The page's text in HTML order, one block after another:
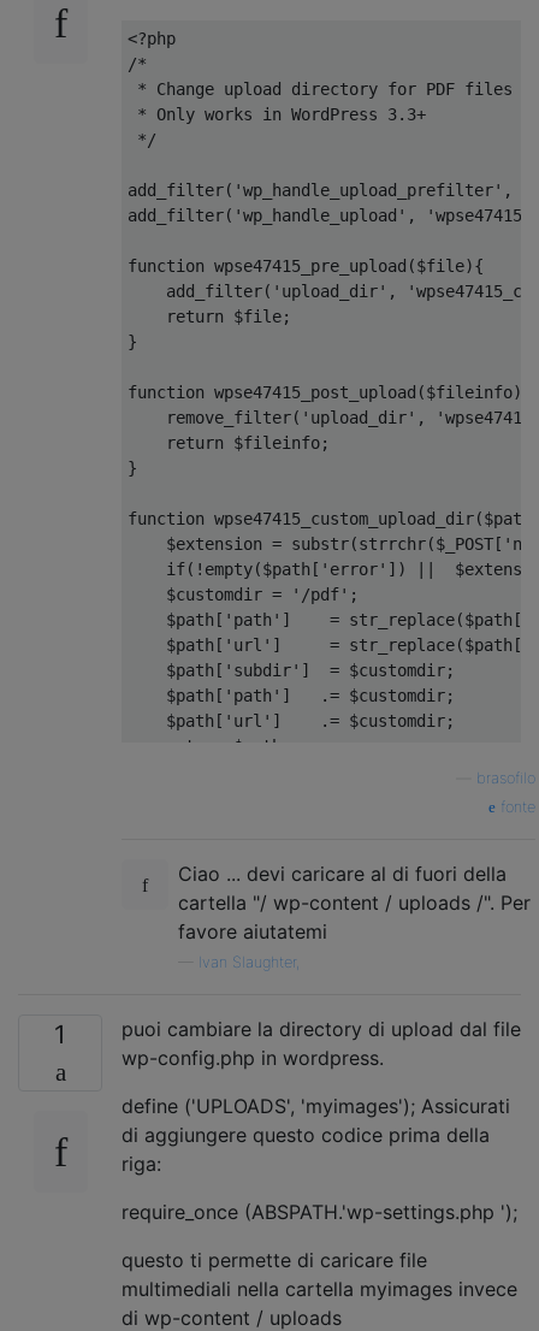
<?
/*
* Change upload directory for PDF files
* Only works in WordPress 3.3+
*/
add_filter( 'wp_handle_upload_prefilter' ,
add_filter( 'wp_handle_upload' ,
function wpse47415_pre_upload ($file){
    add_filter
( 'upload_dir' ,
return $file;
}
function wpse47415_post_upload ($fileinfo){
    remove_filter
( 'upload_dir' ,
return $fileinfo;
}
function wpse47415_custom_upload_dir($path
    $extension
= substr(strrchr($_POST[
if(! empty($path [ 'error' ]) ||
    $customdir
= '/pdf' ;
    $path
[ 'path' ] = str_replace($path [
    $path
[ 'url' ] = str_replace($path [
    $path
[ 'subdir' ] = $customdir;
    $path
[ 'path' ] .= $customdir;
    $path
[ 'url' ] .= $customdir;
return
$path
brasofilo
fonte
Ciao ... devi caricare al di fuori della
cartella "/ wp-content / uploads /". Per
favore aiutatemi
Ivan Slaughter,
1
puoi cambiare la directory di upload dal file
wp-config.php in wordpress.
define ('UPLOADS', 'myimages'); Assicurati
di aggiungere questo codice prima della
riga:
require_once (ABSPATH.'wp-settings.php ');
questo ti permette di caricare file
multimediali nella cartella myimages invece
di wp-content / uploads